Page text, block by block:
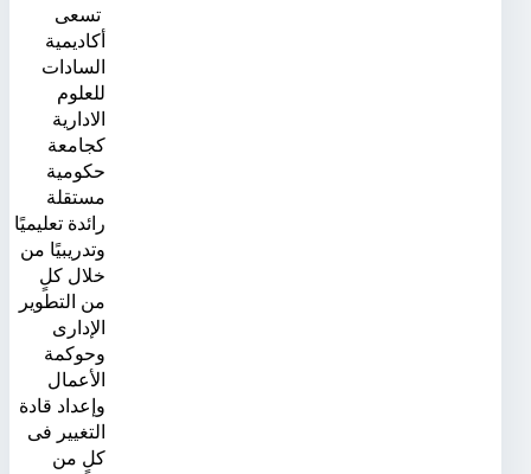
تسعى
أكاديمية
السادات
للعلوم
الادارية
كجامعة
حكومية
مستقلة
رائدة تعليميًا
وتدريبيًا من
خلال كلٍ
من التطوير
الإدارى
وحوكمة
الأعمال
وإعداد قادة
التغيير فى
كلٍ من